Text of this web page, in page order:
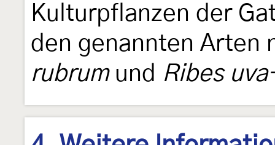
Kulturpflanzen der
den genannten Arten
rubrumund Ribes